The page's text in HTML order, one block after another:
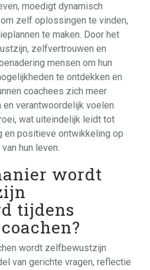
moedigt dynamisch
zelf oplossingen te vinden,
te maken. Door het
zelfvertrouwen en
mensen om hun
te ontdekken en
coachees zich meer
verantwoordelijk voelen
wat uiteindelijk leidt tot
en positieve ontwikkeling op
hun leven.
wordt
tijdens
wordt zelfbewustzijn
van gerichte vragen, reflectie